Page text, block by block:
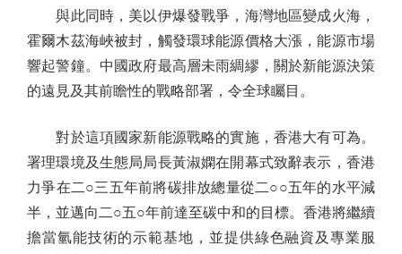
與此同時，美以伊爆發戰爭，海灣地區變成火海，
霍爾木茲海峽被封，觸發環球能源價格大漲，能源市場
響起警鐘。中國政府最高層未雨綢繆，關於新能源決策
的遠見及其前瞻性的戰略部署，令全球矚目。
對於這項國家新能源戰略的實施，香港大有可為。
署理環境及生態局局長黃淑嫻在開幕式致辭表示，香港
力爭在二○三五年前將碳排放總量從二○○五年的水平減
半，並邁向二○五○年前達至碳中和的目標。香港將繼續
擔當氫能技術的示範基地，並提供綠色融資及專業服